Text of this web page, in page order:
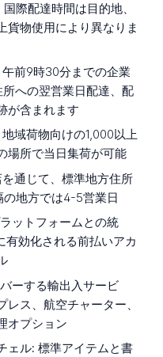
際配達時間は目的地、
貨物使用により異なりま
午前9時30分までの企業
への翌営業日配達、配
が含まれます
域荷物向けの1,000以上
場所で当日集荷が可能
通じて、標準地方住所
地方では4-5営業日
ットフォームとの統
有効化される前払いアカ
ーする輸出入サービ
ス、航空チャーター、
オプション
ェル: 標準アイテムと書